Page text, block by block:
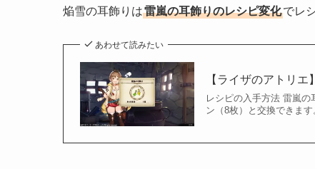
焔雪の耳飾りは雷嵐の耳飾りのレシピ変化でレ
あわせて読みたい
【ライザのアトリ
レシピの入手方法 雷嵐
ン（8枚）と交換できま